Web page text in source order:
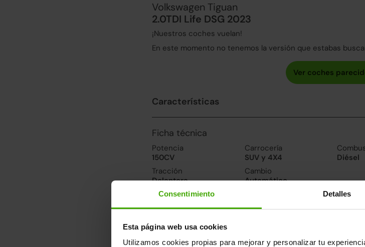
Consentimiento Detalles
Esta página web usa cookies
Utilizamos cookies propias para mejorar y personalizar tu
Volkswagen Tiguan
2.0TDI Life DSG 2023
¡Nuestros coches vuelan!
En este momento no tenemos la versión que estabas
Características
Ficha técnica
Potencia
150CV
Carrocería
SUV y 4X4
Diésel
Tracción
Delantera
Cambio
Automático
Prestaciones, consumo y emisiones
Velocidad máxima